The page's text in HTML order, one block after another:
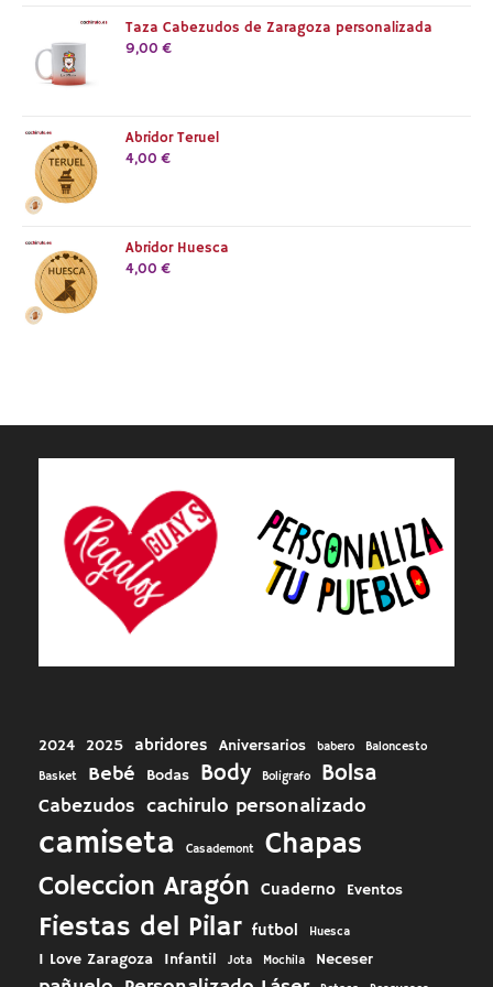
Taza Cabezudos de Zaragoza personalizada
9,00 €
Abridor Teruel
4,00 €
Abridor Huesca
4,00 €
2024 2025 abridores Aniversarios babero
Baloncesto
Basket
Bebé Bodas Body Boligrafo Bolsa
Cabezudos cachirulo personalizado
camiseta Casademont Chapas
Coleccion Aragón Cuaderno Eventos
Fiestas del Pilar futbol Huesca
I Love Zaragoza Infantil Jota Mochila Neceser